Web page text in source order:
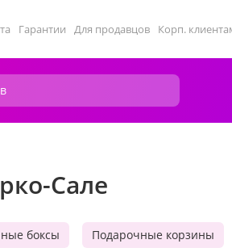
Гарантии Для продавцов Корп.
Сале
боксы Подарочные корзины